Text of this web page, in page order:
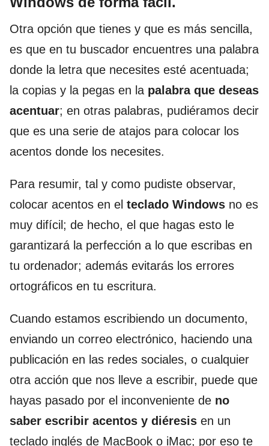
Otra opción que tienes y que es más sencilla,
es que en tu buscador encuentres una palabra
donde la letra que necesites esté acentuada;
la copias y la pegas en la palabra que deseas
acentuar; en otras palabras, pudiéramos decir
que es una serie de atajos para colocar los
acentos donde los necesites.
Para resumir, tal y como pudiste observar,
colocar acentos en el teclado Windows no es
muy difícil; de hecho, el que hagas esto le
garantizará la perfección a lo que escribas en
tu ordenador; además evitarás los errores
ortográficos en tu escritura.
Cuando estamos escribiendo un documento,
enviando un correo electrónico, haciendo una
publicación en las redes sociales, o cualquier
otra acción que nos lleve a escribir, puede que
hayas pasado por el inconveniente de no
saber escribir acentos y diéresis en un
teclado inglés de MacBook o iMac; por eso te